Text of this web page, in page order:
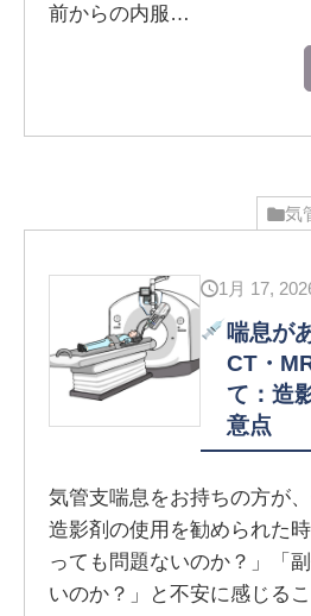
前からの内服…
気
1月 17,
喘息が
CT・
て：造
意点
気管支喘息をお持ちの方が
造影剤の使用を勧められた
っても問題ないのか？」「
いのか？」と不安に感じる